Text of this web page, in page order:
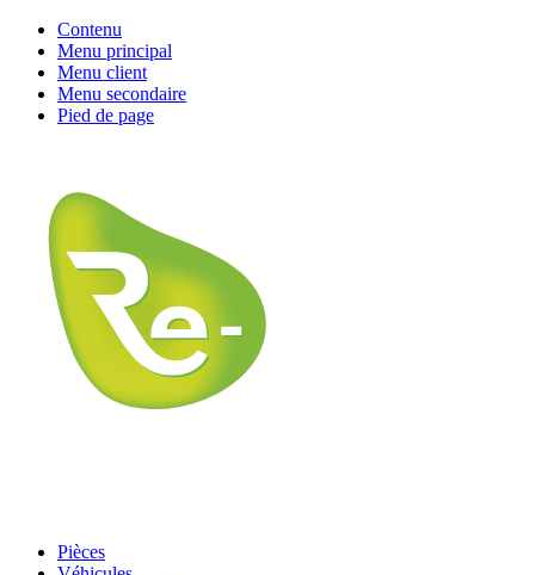
Contenu
Menu principal
Menu client
Menu secondaire
Pied de page
Pièces